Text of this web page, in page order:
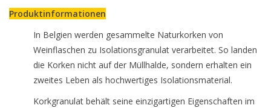
Produktinformationen
In Belgien werden gesammelte Naturkorken von
Weinflaschen zu Isolationsgranulat verarbeitet. So landen
die Korken nicht auf der Müllhalde, sondern erhalten ein
zweites Leben als hochwertiges Isolationsmaterial.
Korkgranulat behält seine einzigartigen Eigenschaften im